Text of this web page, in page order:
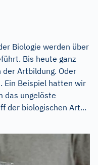
Biologie werden über
Bis heute ganz
Artbildung. Oder
Ein Beispiel hatten wir
das ungelöste
der biologischen Art...